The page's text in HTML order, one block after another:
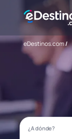
eDestinos.com/